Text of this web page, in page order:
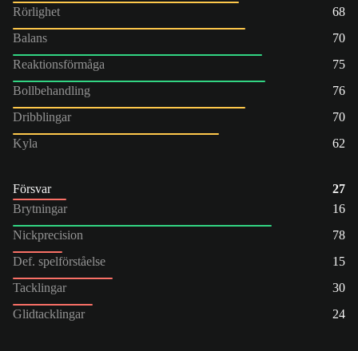
Rörlighet
68
Balans
70
Reaktionsförmåga
75
Bollbehandling
76
Dribblingar
70
Kyla
62
Försvar
27
Brytningar
16
Nickprecision
78
Def. spelförståelse
15
Tacklingar
30
Glidtacklingar
24